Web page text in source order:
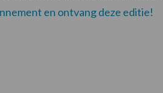
en ontvang deze editie!